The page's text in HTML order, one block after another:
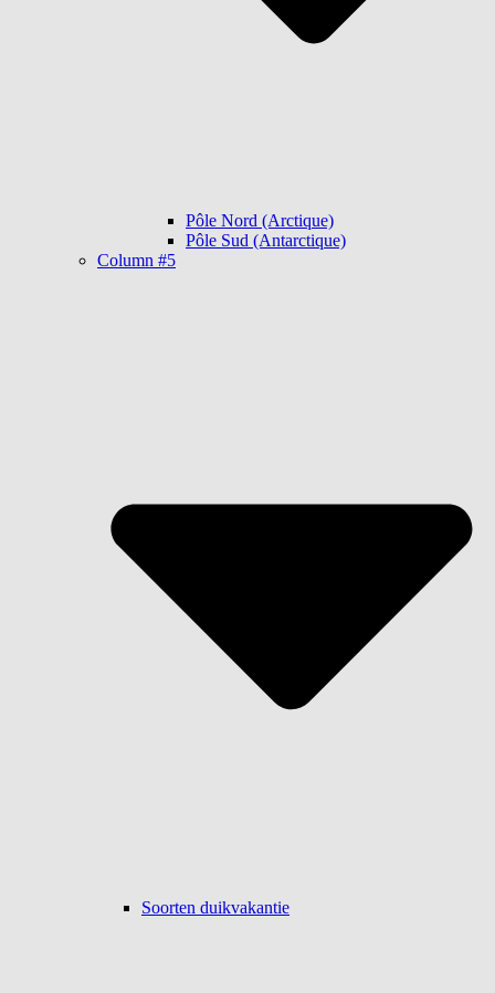
Pôle Nord (Arctique)
Pôle Sud (Antarctique)
Column #5
Soorten duikvakantie